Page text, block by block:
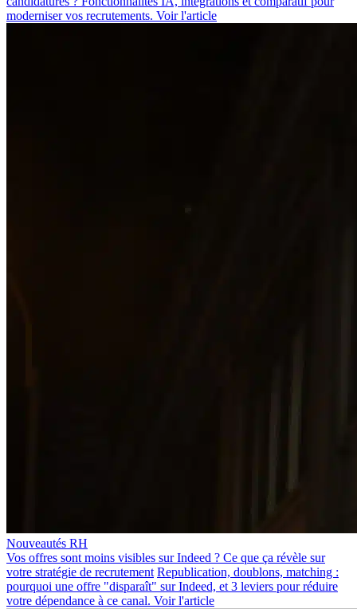
moderniser vos recrutements. Voir l'article
Nouveautés RH
Vos offres sont moins visibles sur Indeed ? Ce que ça révèle sur
votre stratégie de recrutement Republication, doublons, matching :
pourquoi une offre "disparaît" sur Indeed, et 3 leviers pour réduire
votre dépendance à ce canal. Voir l'article